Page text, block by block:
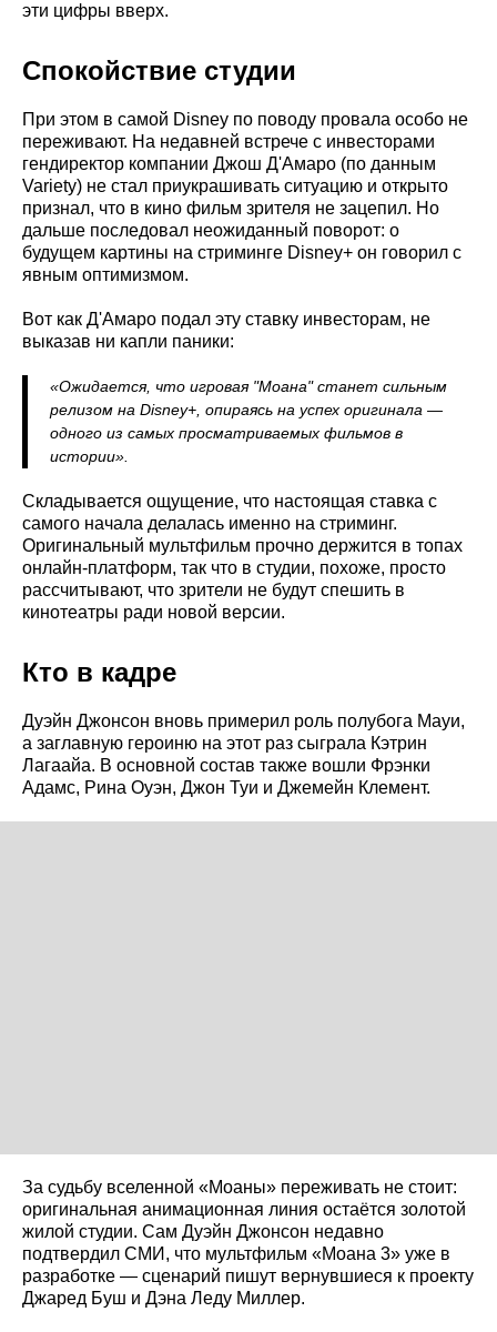
эти цифры вверх.
Спокойствие студии
При этом в самой Disney по поводу провала особо не
переживают. На недавней встрече с инвесторами
гендиректор компании Джош Д'Амаро (по данным
Variety) не стал приукрашивать ситуацию и открыто
признал, что в кино фильм зрителя не зацепил. Но
дальше последовал неожиданный поворот: о
будущем картины на стриминге Disney+ он говорил с
явным оптимизмом.
Вот как Д'Амаро подал эту ставку инвесторам, не
выказав ни капли паники:
«Ожидается, что игровая "Моана" станет сильным
релизом на Disney+, опираясь на успех оригинала —
одного из самых просматриваемых фильмов в
истории».
Складывается ощущение, что настоящая ставка с
самого начала делалась именно на стриминг.
Оригинальный мультфильм прочно держится в топах
онлайн-платформ, так что в студии, похоже, просто
рассчитывают, что зрители не будут спешить в
кинотеатры ради новой версии.
Кто в кадре
Дуэйн Джонсон вновь примерил роль полубога Мауи,
а заглавную героиню на этот раз сыграла Кэтрин
Лагаайа. В основной состав также вошли Фрэнки
Адамс, Рина Оуэн, Джон Туи и Джемейн Клемент.
За судьбу вселенной «Моаны» переживать не стоит:
оригинальная анимационная линия остаётся золотой
жилой студии. Сам Дуэйн Джонсон недавно
подтвердил СМИ, что мультфильм «Моана 3» уже в
разработке — сценарий пишут вернувшиеся к проекту
Джаред Буш и Дэна Леду Миллер.